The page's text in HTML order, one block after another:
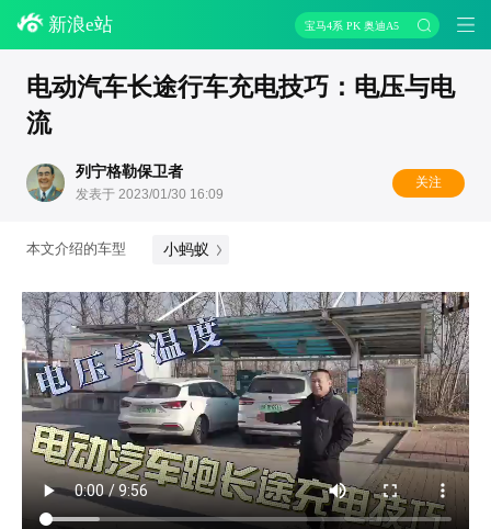
新浪e站 宝马4系 PK 奥迪A5
电动汽车长途行车充电技巧：电压与电
流
列宁格勒保卫者
发表于 2023/01/30 16:09
关注
本文介绍的车型 小蚂蚁